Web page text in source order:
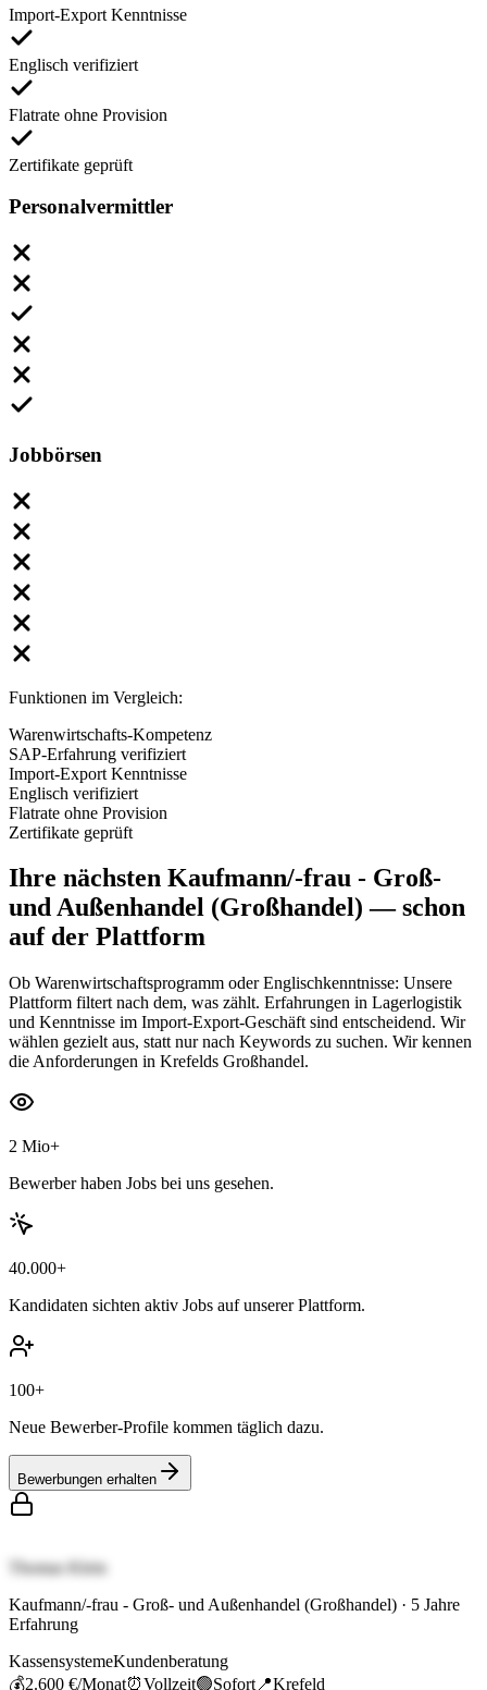
Import-Export Kenntnisse
Englisch verifiziert
Flatrate ohne Provision
Zertifikate geprüft
Personalvermittler
Jobbörsen
Funktionen im Vergleich:
Warenwirtschafts-Kompetenz
SAP-Erfahrung verifiziert
Import-Export Kenntnisse
Englisch verifiziert
Flatrate ohne Provision
Zertifikate geprüft
Ihre nächsten Kaufmann/-frau - Groß-
und Außenhandel (Großhandel) — schon
auf der Plattform
Ob Warenwirtschaftsprogramm oder Englischkenntnisse: Unsere
Plattform filtert nach dem, was zählt. Erfahrungen in Lagerlogistik
und Kenntnisse im Import-Export-Geschäft sind entscheidend. Wir
wählen gezielt aus, statt nur nach Keywords zu suchen. Wir kennen
die Anforderungen in Krefelds Großhandel.
2 Mio+
Bewerber haben Jobs bei uns gesehen.
40.000+
Kandidaten sichten aktiv Jobs auf unserer Plattform.
100+
Neue Bewerber-Profile kommen täglich dazu.
Bewerbungen erhalten
Thomas Klein
Kaufmann/-frau - Groß- und Außenhandel (Großhandel) · 5 Jahre
Erfahrung
KassensystemeKundenberatung
💰2.600 €/Monat⏰Vollzeit🟢Sofort 📍Krefeld